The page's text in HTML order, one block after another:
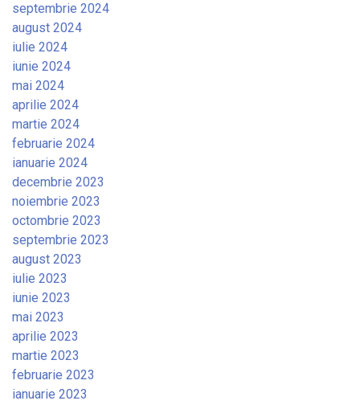
septembrie 2024
august 2024
iulie 2024
iunie 2024
mai 2024
aprilie 2024
martie 2024
februarie 2024
ianuarie 2024
decembrie 2023
noiembrie 2023
octombrie 2023
septembrie 2023
august 2023
iulie 2023
iunie 2023
mai 2023
aprilie 2023
martie 2023
februarie 2023
ianuarie 2023